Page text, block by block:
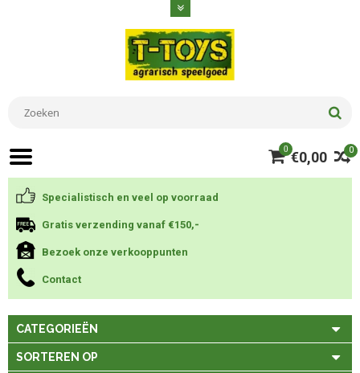
0
0 €0,00
Specialistisch en veel op voorraad
Gratis verzending vanaf €150,-
Bezoek onze verkooppunten
Contact
CATEGORIEËN
SORTEREN OP